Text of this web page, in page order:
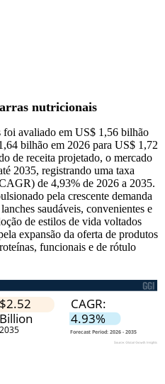
nutricionais
foi avaliado em US$ 1,56 bilhão
bilhão em 2026 para US$ 1,72
de receita projetado, o mercado
2035, registrando uma taxa
de 4,93% de 2026 a 2035.
pela crescente demanda
saudáveis, convenientes e
de estilos de vida voltados
expansão da oferta de produtos
funcionais e de rótulo